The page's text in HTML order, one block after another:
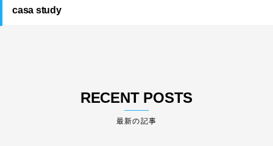
casa study
RECENT POSTS
最新の記事